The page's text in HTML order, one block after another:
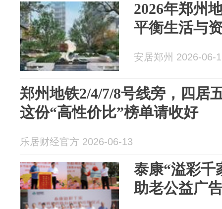
2026年郑州
平衡生活与
安居郑州 2026-06-
郑州地铁2/4/7/8号线旁，四居
这份“高性价比”榜单请收好
乐居财经官方 2026-06-13
泰康“溢彩千
助老公益广